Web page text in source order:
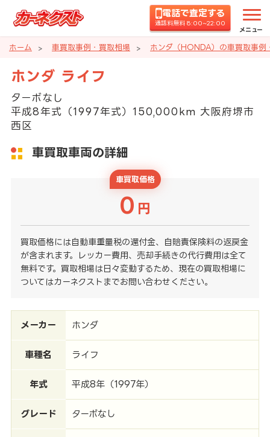
電話で査定する
通話料無料 8:00~22:00
メニュー
ホーム 車買取事例・買取相場 ホンダ（HONDA）の車買取事例
ホンダ ライフ
ターボなし
平成8年式（1997年式）150,000km 大阪府堺市
西区
車買取車両の詳細
車買取価格
0 円
買取価格には自動車重量税の還付金、自賠責保険料の返戻金
が含まれます。レッカー費用、売却手続きの代行費用は全て
無料です。買取相場は日々変動するため、現在の買取相場に
ついてはカーネクストまでお問い合わせください。
メーカー ホンダ
車種名 ライフ
年式 平成8年（1997年）
グレード ターボなし